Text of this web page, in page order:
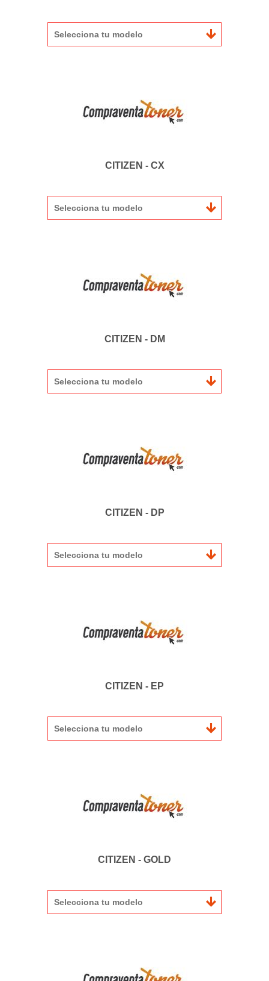
Selecciona tu modelo
CITIZEN - CX
Selecciona tu modelo
CITIZEN - DM
Selecciona tu modelo
CITIZEN - DP
Selecciona tu modelo
CITIZEN - EP
Selecciona tu modelo
CITIZEN - GOLD
Selecciona tu modelo